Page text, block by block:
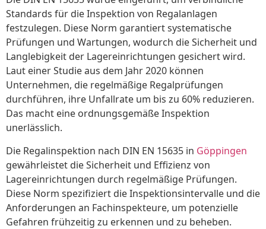
Standards für die Inspektion von Regalanlagen
festzulegen. Diese Norm garantiert systematische
Prüfungen und Wartungen, wodurch die Sicherheit und
Langlebigkeit der Lagereinrichtungen gesichert wird.
Laut einer Studie aus dem Jahr 2020 können
Unternehmen, die regelmäßige Regalprüfungen
durchführen, ihre Unfallrate um bis zu 60% reduzieren.
Das macht eine ordnungsgemäße Inspektion
unerlässlich.
Die Regalinspektion nach DIN EN 15635 in Göppingen
gewährleistet die Sicherheit und Effizienz von
Lagereinrichtungen durch regelmäßige Prüfungen.
Diese Norm spezifiziert die Inspektionsintervalle und die
Anforderungen an Fachinspekteure, um potenzielle
Gefahren frühzeitig zu erkennen und zu beheben.